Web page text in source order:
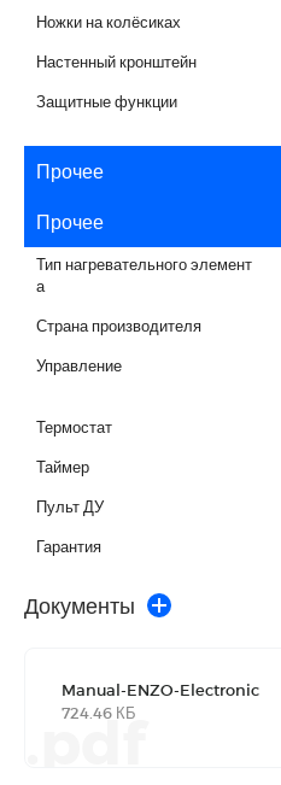
Ножки на колёсиках
Настенный кронштейн
Защитные функции
Прочее
Прочее
Тип нагревательного элемент
а
Страна производителя
Управление
Термостат
Таймер
Пульт ДУ
Гарантия
Документы
Manual-ENZO-Electronic
724.46 КБ
.pdf